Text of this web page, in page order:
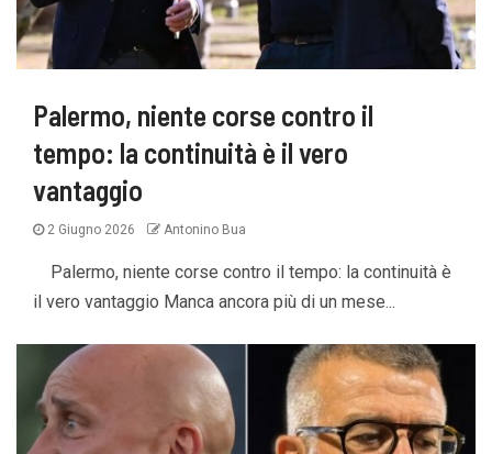
Palermo, niente corse contro il
tempo: la continuità è il vero
vantaggio
2 Giugno 2026 Antonino Bua
Palermo, niente corse contro il tempo: la continuità è
il vero vantaggio Manca ancora più di un mese...